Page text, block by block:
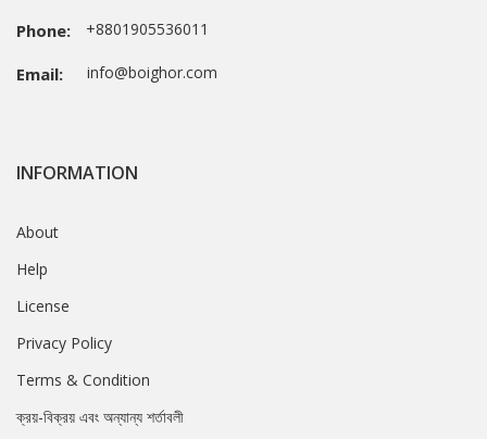
Phone: +8801905536011
Email: info@boighor.com
INFORMATION
About
Help
License
Privacy Policy
Terms & Condition
ক্রয়-বিক্রয় এবং অন্যান্য শর্তাবলী